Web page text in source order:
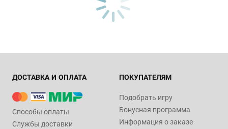
ДОСТАВКА И ОПЛАТА
Способы оплаты
Службы доставки
ПОКУПАТЕЛЯМ
Подобрать игру
Бонусная программа
Информация о заказе